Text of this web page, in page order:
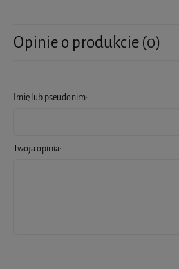
Opinie o produkcie (0)
Imię lub pseudonim:
Twoja opinia: